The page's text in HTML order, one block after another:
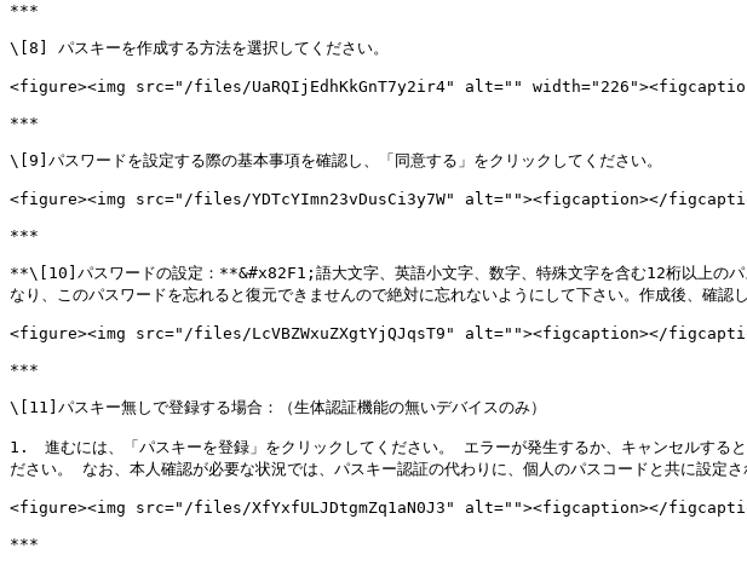
***
\[8] パスキーを作成する方法を選択してください。
<figure><img src="/files/UaRQIjEdhKkGnT7y2ir4" alt=""
***
\[9]パスワードを設定する際の基本事項を確認し、「同意する」をクリックしてください。
<figure><img src="/files/YDTcYImn23vDusCi3y7W" alt=""><figcaption></
***
**\[10]パスワードの設定：**&#x82F1;語大文字、英語小文字、数字、特殊文字を含む12桁以上の
なり、このパスワードを忘れると復元できませんので絶対に忘れないようにして下さい。作成後、確認し
<figure><img src="/files/LcVBZWxuZXgtYjQJqsT9" alt=""><figcaption></
***
\[11]パスキー無しで登録する場合：（生体認証機能の無いデバイスのみ）
1.　進むには、「パスキーを登録」をクリックしてください。 エラーが発生するか、キャンセルする
ださい。 なお、本人確認が必要な状況では、パスキー認証の代わりに、個人のパスコードと共に設定
<figure><img src="/files/XfYxfULJDtgmZq1aN0J3" alt=""><figcaption></
***